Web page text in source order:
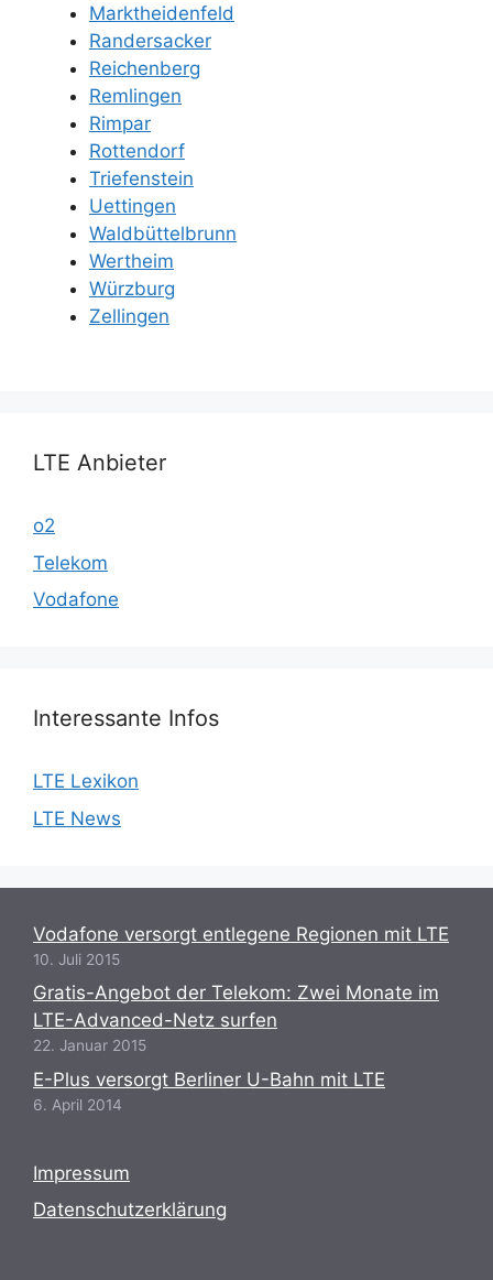
Marktheidenfeld
Randersacker
Reichenberg
Remlingen
Rimpar
Rottendorf
Triefenstein
Uettingen
Waldbüttelbrunn
Wertheim
Würzburg
Zellingen
LTE Anbieter
o2
Telekom
Vodafone
Interessante Infos
LTE Lexikon
LTE News
Vodafone versorgt entlegene Regionen mit LTE
10. Juli 2015
Gratis-Angebot der Telekom: Zwei Monate im
LTE-Advanced-Netz surfen
22. Januar 2015
E-Plus versorgt Berliner U-Bahn mit LTE
6. April 2014
Impressum
Datenschutzerklärung